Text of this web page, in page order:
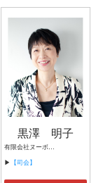
黒澤 明子
有限会社ヌーボヌール代表取締役
▶ 【司会】